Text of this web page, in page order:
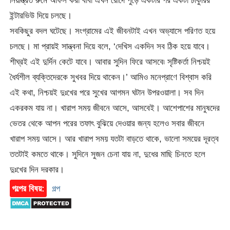
ইন্টারভিউ দিয়ে চলছে।
সবকিছুর বদল ঘটেছে। সংগ্রামের এই জীবনটাই এখন অভ্যাসে পরিণত হয়ে
চলছে। মা প্রায়ই সান্ত্বনা দিয়ে বলে, ‘দেখিস একদিন সব ঠিক হয়ে যাবে।
শীঘ্রই এই দুর্দিন কেটে যাবে। আবার সুদিন ফিরে আসবে৷ সৃষ্টিকর্তা নিশ্চয়ই
ধৈর্যশীল ব্যক্তিদেরকে সুখবর দিয়ে থাকেন।’ আমিও মনেপ্রাণে বিশ্বাস করি
এই কথা, নিশ্চয়ই দুঃখের পরে সুখের আগমন ঘটান উপরওয়ালা। সব দিন
একরকম যায় না। খারাপ সময় জীবনে আসে, আসবেই। আশেপাশের মানুষদের
ভেতর থেকে আপন পরের তফাৎ বুঝিয়ে দেওয়ার জন্য হলেও সবার জীবনে
খারাপ সময় আসে। আর খারাপ সময় যতটা বাড়তে থাকে, ভালো সময়ের দূরত্ব
ততটাই কমতে থাকে। সুদিনে সুজন চেনা যায় না, দুধের মাছি চিনতে হলে
দুঃখের দিন দরকার।
গল্পের বিষয়:
গল্প